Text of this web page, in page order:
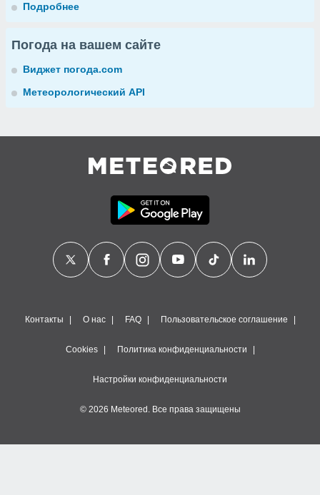
Подробнее
Погода на вашем сайте
Виджет погода.com
Метеорологический API
Контакты О нас FAQ Пользовательское соглашение
Cookies Политика конфиденциальности
Настройки конфиденциальности
© 2026 Meteored. Все права защищены